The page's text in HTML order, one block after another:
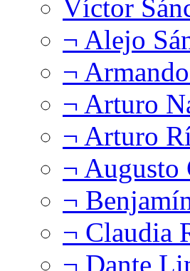
Víctor
¬ Alejo
¬
¬ Arturo
¬ Arturo
¬ Augusto
¬
¬ Claudia
¬ Dante